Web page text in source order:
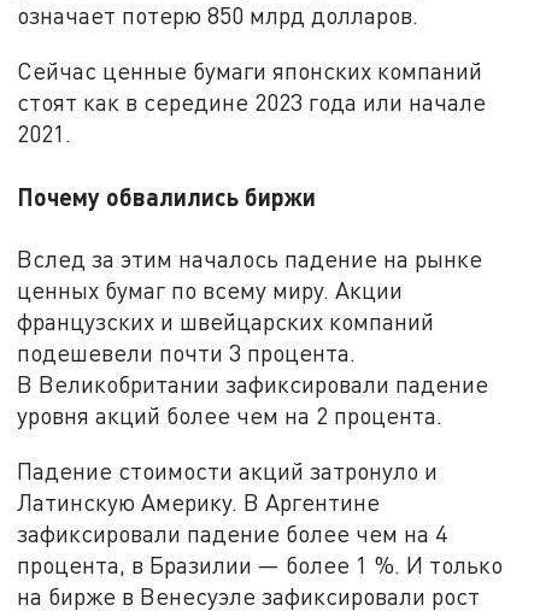
означает потерю 850 млрд долларов.
Сейчас ценные бумаги японских компаний
стоят как в середине 2023 года или начале
2021.
Почему обвалились биржи
Вслед за этим началось падение на рынке
ценных бумаг по всему миру. Акции
французских и швейцарских компаний
подешевели почти 3 процента.
В Великобритании зафиксировали падение
уровня акций более чем на 2 процента.
Падение стоимости акций затронуло и
Латинскую Америку. В Аргентине
зафиксировали падение более чем на 4
процента, в Бразилии — более 1 %. И только
на бирже в Венесуэле зафиксировали рост